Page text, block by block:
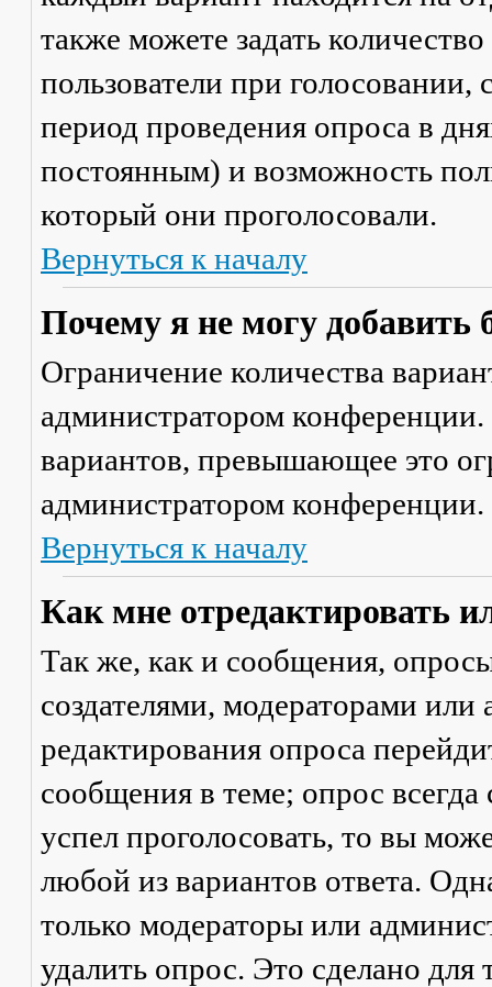
также можете задать
пользователи при
период проведения опроса в
постоянным) и возможность
который они проголосовали.
Вернуться к началу
Почему я не могу добавить
Ограничение количества
администратором
вариантов, превышающее это
администратором конференции.
Вернуться к началу
Как мне отредактировать
Так же, как и сообщения,
создателями, модераторами
редактирования опроса
сообщения в теме; опрос
успел проголосовать, то вы
любой из вариантов ответа.
только модераторы или
удалить опрос. Это сделано для